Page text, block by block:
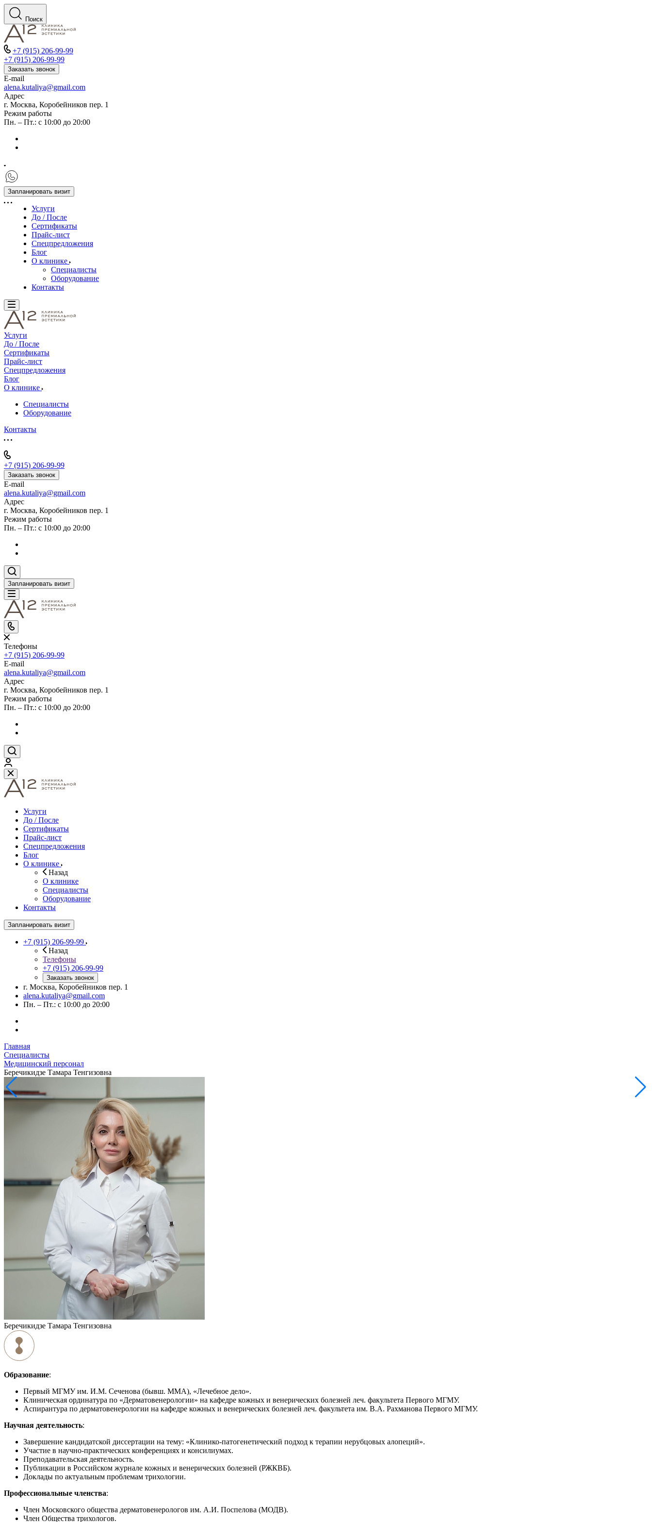
Поиск
+7 (915) 206-99-99
+7 (915) 206-99-99
Заказать звонок
E-mail
alena.kutaliya@gmail.com
Адрес
г. Москва, Коробейников пер. 1
Режим работы
Пн. – Пт.: с 10:00 до 20:00
Запланировать визит
Услуги
До / После
Сертификаты
Прайс-лист
Спецпредложения
Блог
О клинике
Специалисты
Оборудование
Контакты
Услуги
До / После
Сертификаты
Прайс-лист
Спецпредложения
Блог
О клинике
Специалисты
Оборудование
Контакты
+7 (915) 206-99-99
Заказать звонок
E-mail
alena.kutaliya@gmail.com
Адрес
г. Москва, Коробейников пер. 1
Режим работы
Пн. – Пт.: с 10:00 до 20:00
Запланировать визит
Телефоны
+7 (915) 206-99-99
E-mail
alena.kutaliya@gmail.com
Адрес
г. Москва, Коробейников пер. 1
Режим работы
Пн. – Пт.: с 10:00 до 20:00
Услуги
До / После
Сертификаты
Прайс-лист
Спецпредложения
Блог
О клинике
Назад
О клинике
Специалисты
Оборудование
Контакты
Запланировать визит
+7 (915) 206-99-99
Назад
Телефоны
+7 (915) 206-99-99
Заказать звонок
г. Москва, Коробейников пер. 1
alena.kutaliya@gmail.com
Пн. – Пт.: с 10:00 до 20:00
Главная
Специалисты
Медицинский персонал
Беречикидзе Тамара Тенгизовна
Беречикидзе Тамара Тенгизовна
Образование:
Первый МГМУ им. И.М. Сеченова (бывш. ММА), «Лечебное дело».
Клиническая ординатура по «Дерматовенерологии» на кафедре кожных и венерических болезней леч. факультета Первого МГМУ.
Аспирантура по дерматовенерологии на кафедре кожных и венерических болезней леч. факультета им. В.А. Рахманова Первого МГМУ.
Научная деятельность:
Завершение кандидатской диссертации на тему: «Клинико-патогенетический подход к терапии нерубцовых алопеций».
Участие в научно-практических конференциях и консилиумах.
Преподавательская деятельность.
Публикации в Российском журнале кожных и венерических болезней (РЖКВБ).
Доклады по актуальным проблемам трихологии.
Профессиональные членства:
Член Московского общества дерматовенерологов им. А.И. Поспелова (МОДВ).
Член Общества трихологов.